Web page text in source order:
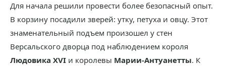
Для начала решили провести более безопасный опыт.
В корзину посадили зверей: утку, петуха и овцу. Этот
знаменательный подъем произошел у стен
Версальского дворца под наблюдением короля
Людовика XVI и королевы Марии-Антуанетты. К